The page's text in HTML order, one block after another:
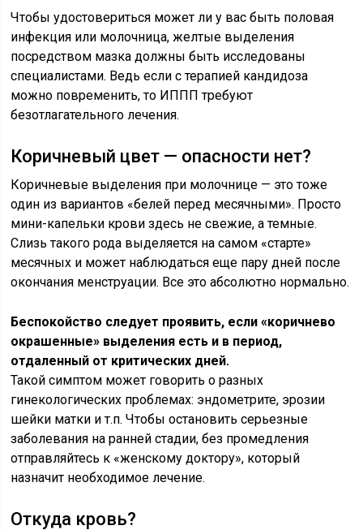
Чтобы удостовериться может ли у вас быть половая
инфекция или молочница, желтые выделения
посредством мазка должны быть исследованы
специалистами. Ведь если с терапией кандидоза
можно повременить, то ИППП требуют
безотлагательного лечения.
Коричневый цвет — опасности нет?
Коричневые выделения при молочнице — это тоже
один из вариантов «белей перед месячными». Просто
мини-капельки крови здесь не свежие, а темные.
Слизь такого рода выделяется на самом «старте»
месячных и может наблюдаться еще пару дней после
окончания менструации. Все это абсолютно нормально.
Беспокойство следует проявить, если «коричнево
окрашенные» выделения есть и в период,
отдаленный от критических дней.
Такой симптом может говорить о разных
гинекологических проблемах: эндометрите, эрозии
шейки матки и т.п. Чтобы остановить серьезные
заболевания на ранней стадии, без промедления
отправляйтесь к «женскому доктору», который
назначит необходимое лечение.
Откуда кровь?